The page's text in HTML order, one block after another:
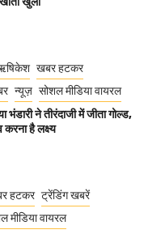
खबर हटकर
न्यूज़ सोशल मीडिया वायरल
भंडारी ने तीरंदाजी में जीता गोल्ड,
करना है लक्ष्य
हटकर ट्रेंडिंग खबरें
मीडिया वायरल